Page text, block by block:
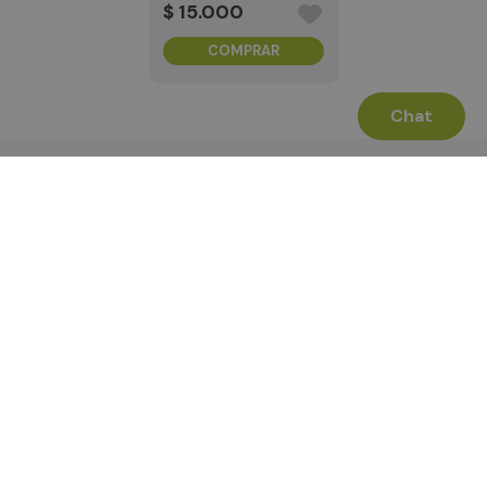
Chat
$ 15.000
COMPRAR